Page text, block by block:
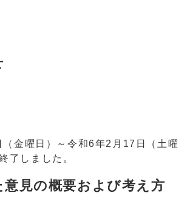
金曜日）～令和6年2月17日（土曜
しました。
意見の概要および考え方